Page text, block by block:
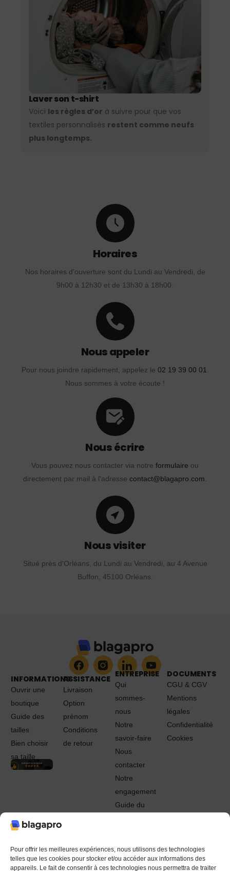
Pour offrir les meilleures expériences, nous utilisons des technologies
telles que les cookies pour stocker et/ou accéder aux informations des
appareils. Le fait de consentir à ces technologies nous permettra de traiter
Laver son t-shirt
Voici les règles d’or à suivre pour que vos
textiles personnalisés restent comme neufs
plus longtemps.
Horaires
Nos horaires d'ouverture sont du Lundi au Vendredi, de
9h00 à 12h30 et de 13h30 à 18h00.
Nous appeler
Pour nous joindre rapidement, appelez le 02 19 39 00 01.
Nous sommes à votre écoute !
Nous écrire
Vous pouvez nous contacter via notre formulaire ou
directement par mail à l'adresse contact@blagapro.com.
Nous visiter
Situé près d'Orléans, du Lundi au Vendredi, au 4 Avenue
Buffon, 45100 Orléans.
INFORMATIONS
Ouvrir une
boutique
Guide des
tailles
Bien choisir
sa taille
ASSISTANCE
Livraison
Option
prénom
Conditions
de retour
ENTREPRISE
Qui
sommes-
nous
Notre
savoir-faire
Nous
contacter
Notre
engagement
Guide du
DOCUMENTS
CGU & CGV
Mentions
légales
Confidentialité
Cookies
© 2022 - 2024 Blagapro. Tous droits réservés. Textiles
personnalisés à Orléans